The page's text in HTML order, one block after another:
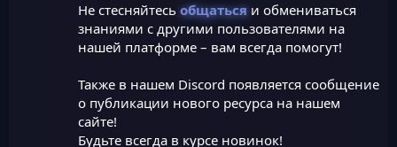
Не стесняйтесь общатьсяи обмениваться
знаниями с другими пользователями на
нашей платформе – вам всегда помогут!
Также в нашем Discord появляется сообщение
о публикации нового ресурса на нашем
сайте!
Будьте всегда в курсе новинок!